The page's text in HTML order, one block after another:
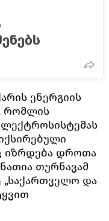
ენერგიის
რომლის
იზრდება დროთა
თურნავამ
„საქართველო და